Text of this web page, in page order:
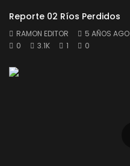
Reporte 02 Ríos Perdidos
RAMON EDITOR
5 AÑOS AGO
0
3.1K 1 0